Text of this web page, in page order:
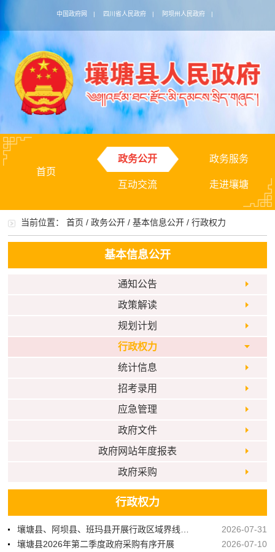
中国政府网 | 四川省人民政府 | 阿坝州人民政府 |
首页
政务公开 政务服务
互动交流 走进壤塘
当前位置：首页 /政务公开 /基本信息公开 /行政权力
基本信息公开
通知公告
政策解读
规划计划
行政权力
统计信息
招考录用
应急管理
政府文件
政府网站年度报表
政府采购
行政权力
2026-07-31
壤塘县2026年第二季度政府采购有序开展
2026-07-10